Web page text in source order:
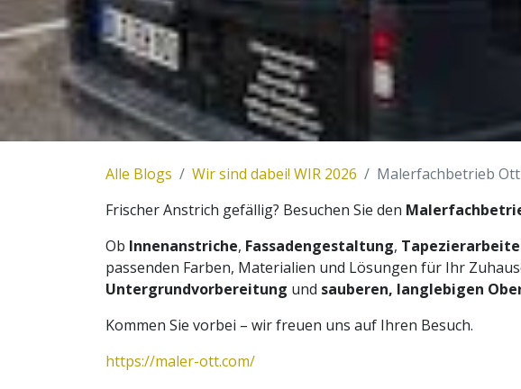
Alle Blogs Wir sind dabei! WIR 2026
Malerfachbetrieb Ott
Frischer Anstrich gefällig? Besuchen Sie den
Ob Innenanstriche, Fassadengestaltung,
passenden Farben, Materialien und Lösungen für Ihr
Untergrundvorbereitung und sauberen, langlebigen
Kommen Sie vorbei – wir freuen uns auf Ihren Besuch.
https://maler-ott.com/